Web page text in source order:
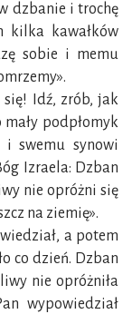
dzbanie i trochę
kilka kawałków
sobie i memu
się! Idź, zrób, jak
podpłomyk
swemu synowi
Izraela: Dzban
nie opróżni się
na ziemię».
a potem
co dzień. Dzban
nie opróżniła
wypowiedział